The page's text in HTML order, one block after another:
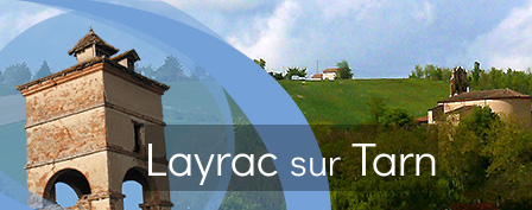
Layrac surTarn